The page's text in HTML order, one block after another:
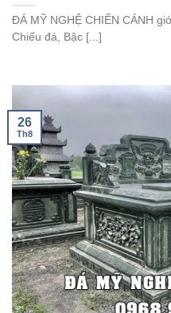
ĐÁ MỸ NGHỆ CHIẾN CẢNH
Chiếu đá, Bậc [...]
26
Th8